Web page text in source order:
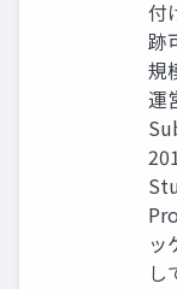
付
跡
規
運
ッ
し